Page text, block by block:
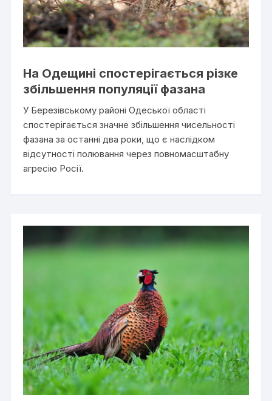
На Одещині спостерігається різке
збільшення популяції фазана
У Березівському районі Одеської області
спостерігається значне збільшення чисельності
фазана за останні два роки, що є наслідком
відсутності полювання через повномасштабну
агресію Росії.